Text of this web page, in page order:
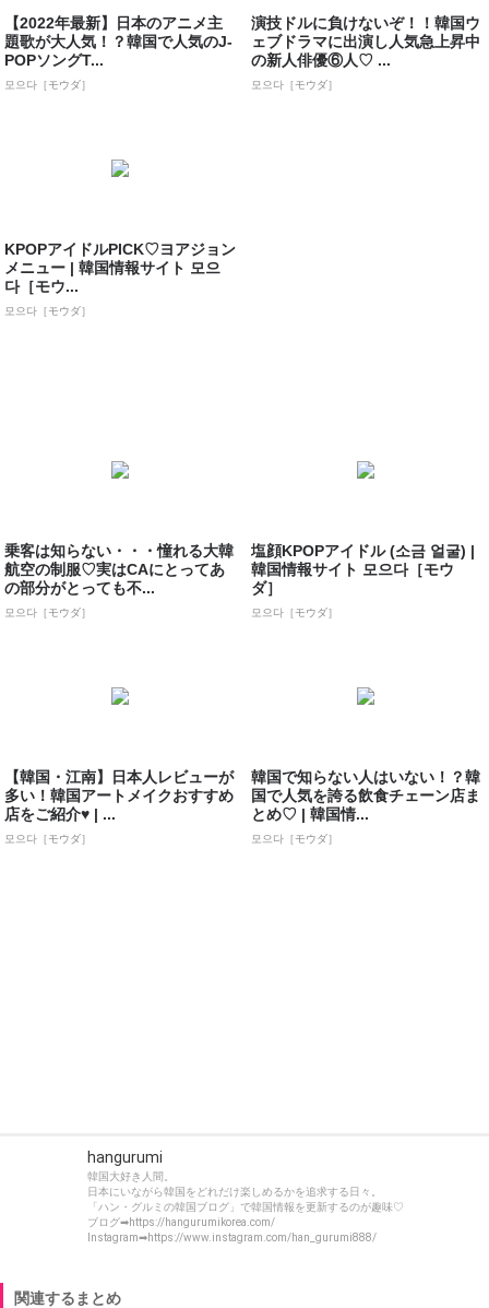
【2022年最新】日本のアニメ主
題歌が大人気！？韓国で人気のJ-
POPソングT...
모으다［モウダ］
演技ドルに負けないぞ！！韓国ウ
ェブドラマに出演し人気急上昇中
の新人俳優⑥人♡ ...
모으다［モウダ］
KPOPアイドルPICK♡ヨアジョン
メニュー | 韓国情報サイト 모으
다［モウ...
모으다［モウダ］
乗客は知らない・・・憧れる大韓
航空の制服♡実はCAにとってあ
の部分がとっても不...
모으다［モウダ］
塩顔KPOPアイドル (소금 얼굴) |
韓国情報サイト 모으다［モウ
ダ］
모으다［モウダ］
【韓国・江南】日本人レビューが
多い！韓国アートメイクおすすめ
店をご紹介♥ | ...
모으다［モウダ］
韓国で知らない人はいない！？韓
国で人気を誇る飲食チェーン店ま
とめ♡ | 韓国情...
모으다［モウダ］
hangurumi
韓国大好き人間。
日本にいながら韓国をどれだけ楽しめるかを追求する日々。
「ハン・グルミの韓国ブログ」で韓国情報を更新するのが趣味♡
ブログ➡https://hangurumikorea.com/
Instagram➡https://www.instagram.com/han_gurumi888/
関連するまとめ